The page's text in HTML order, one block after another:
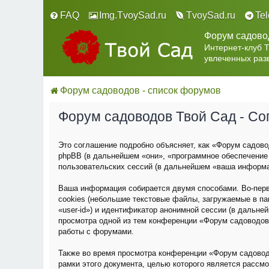
FAQ Img.TvoySad.ru TvoySad.ru
Форум
Интернет-клуб
увлеченных
Форум садоводов - список форумов
Форум садоводов Твой Сад -
Это соглашение подробно объясняет, как «Форум
phpBB (в дальнейшем «они», «программное
пользовательских сессий (в дальнейшем «ваша
Ваша информация собирается двумя способами. Во-
cookies (небольшие текстовые файлы, загружаемые в
«user-id») и идентификатор анонимной сессии (в
просмотра одной из тем конференции «Форум
работы с форумами.
Также во время просмотра конференции «Форум
рамки этого документа, целью которого является